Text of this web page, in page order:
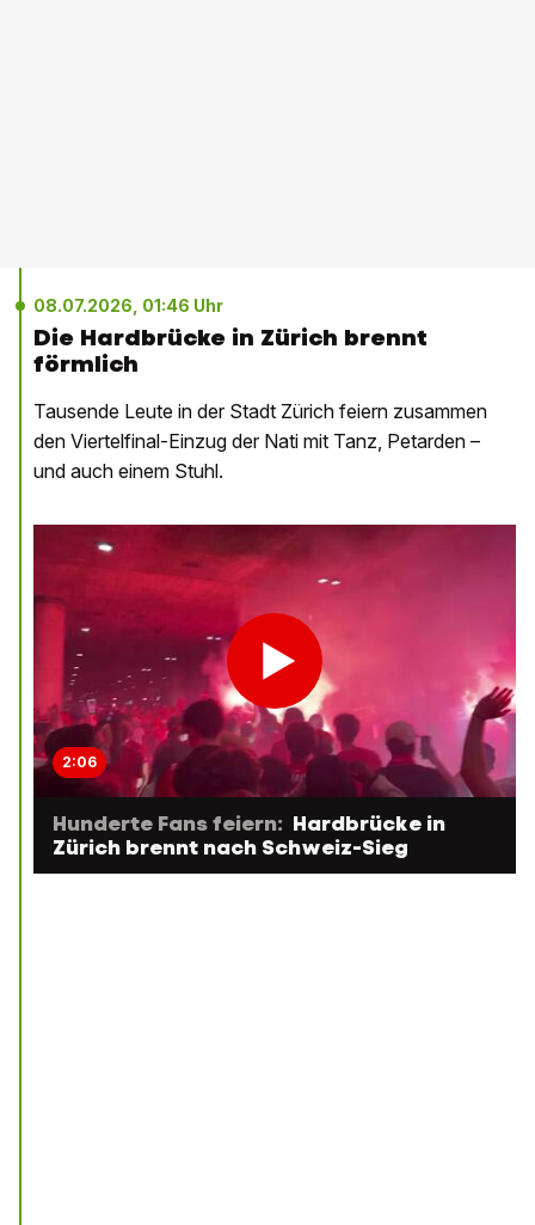
08.07.2026, 01:46 Uhr
Die Hardbrücke in Zürich brennt
förmlich
Tausende Leute in der Stadt Zürich feiern zusammen
den Viertelfinal-Einzug der Nati mit Tanz, Petarden –
und auch einem Stuhl.
2:06
Hunderte Fans feiern: Hardbrücke in
Zürich brennt nach Schweiz-Sieg